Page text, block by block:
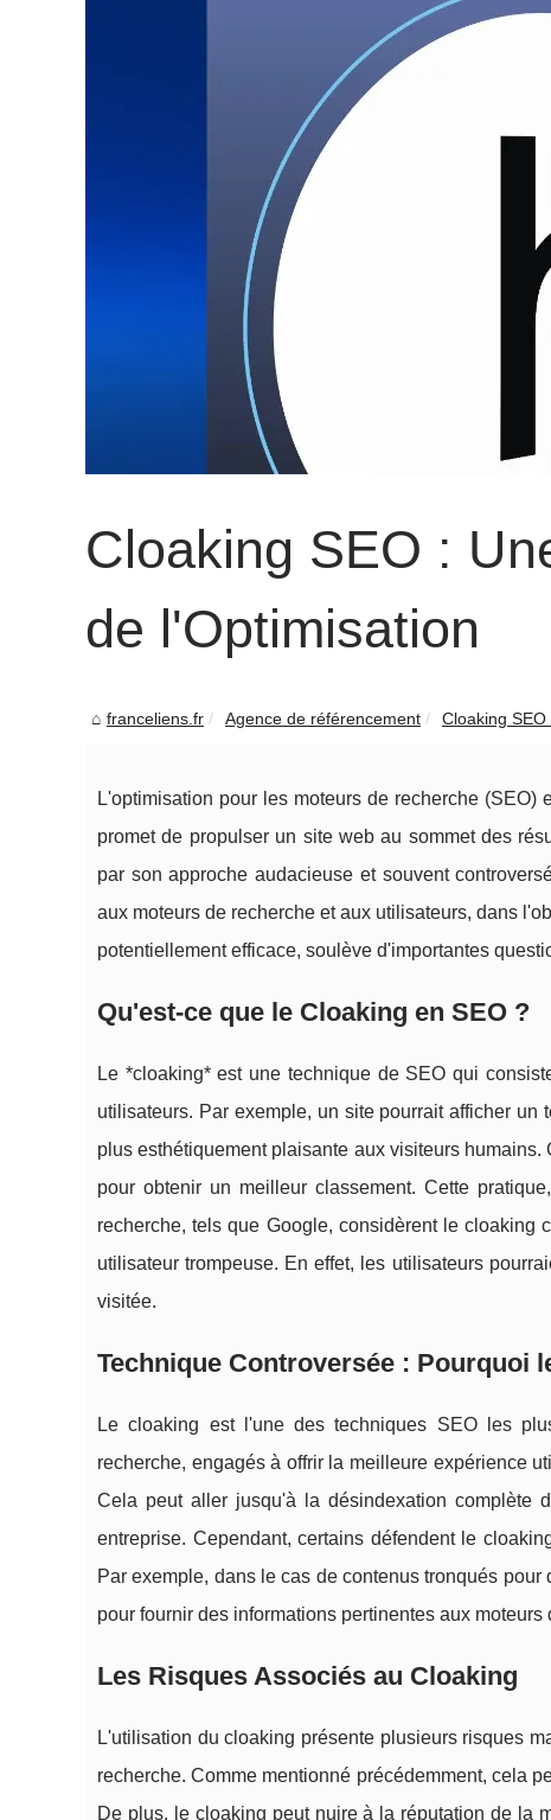
Cloaking SEO :
de l'Optimisation
franceliens.fr Agence de référencement Cloaking SEO
L'optimisation pour les moteurs de recherche
promet de propulser un site web au sommet des
par son approche audacieuse et souvent
aux moteurs de recherche et aux utilisateurs, dans
potentiellement efficace, soulève d'importantes
Qu'est-ce que le Cloaking en SEO ?
Le *cloaking* est une technique de SEO qui
utilisateurs. Par exemple, un site pourrait afficher
plus esthétiquement plaisante aux visiteurs
pour obtenir un meilleur classement. Cette
recherche, tels que Google, considèrent le
utilisateur trompeuse. En effet, les utilisateurs
visitée.
Technique Controversée : Pourquoi
Le cloaking est l'une des techniques SEO les
recherche, engagés à offrir la meilleure expérience
Cela peut aller jusqu'à la désindexation complète
entreprise. Cependant, certains défendent le
Par exemple, dans le cas de contenus tronqués
pour fournir des informations pertinentes aux
Les Risques Associés au Cloaking
L'utilisation du cloaking présente plusieurs risques
recherche. Comme mentionné précédemment, cela
De plus, le cloaking peut nuire à la réputation de la